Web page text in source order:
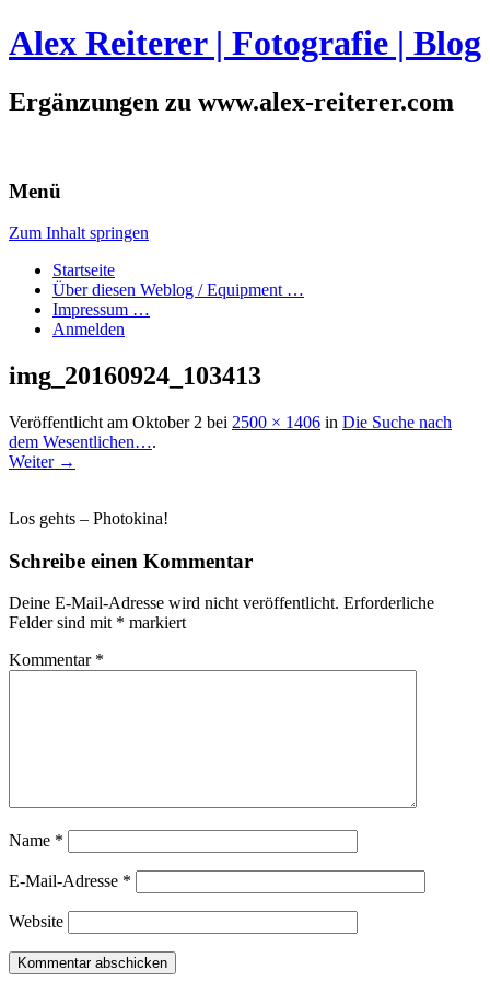
Alex Reiterer | Fotografie | Blog
Ergänzungen zu www.alex-reiterer.com
Menü
Zum Inhalt springen
Startseite
Über diesen Weblog / Equipment …
Impressum …
Anmelden
img_20160924_103413
Veröffentlicht am Oktober 2 bei 2500 × 1406 in Die Suche nach
dem Wesentlichen….
Weiter →
Los gehts – Photokina!
Schreibe einen Kommentar
Deine E-Mail-Adresse wird nicht veröffentlicht. Erforderliche
Felder sind mit * markiert
Kommentar *
Name *
E-Mail-Adresse *
Website